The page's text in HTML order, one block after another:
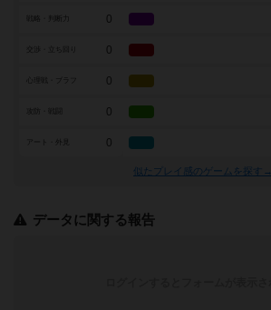
戦略・判断力 0
0
0
0
アート・外見 0
似たプレイ感のゲームを探す→
データに関する報告